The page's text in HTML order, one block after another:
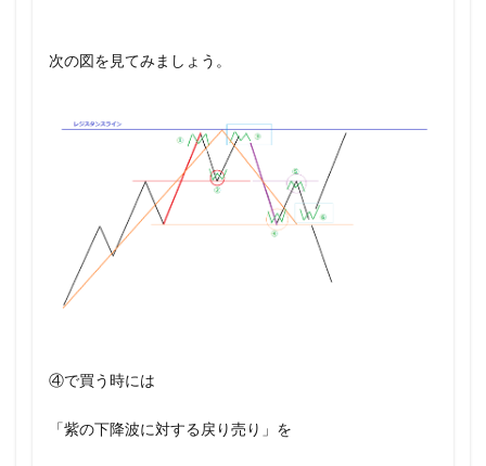
次の図を見てみましょう。
④で買う時には
「紫の下降波に対する戻り売り」を